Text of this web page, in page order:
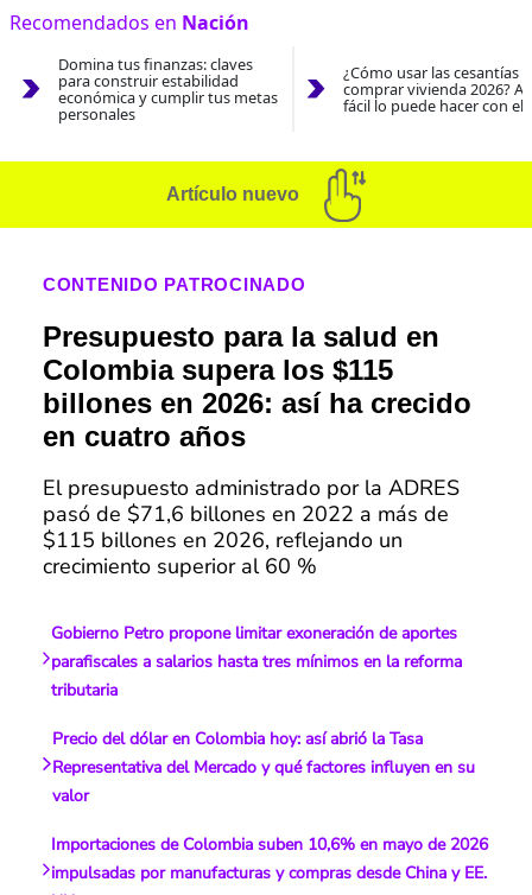
Recomendados en Nación
Domina tus finanzas: claves
para construir estabilidad
económica y cumplir tus metas
personales
¿Cómo usar las cesantías
comprar vivienda 2026?
fácil lo puede hacer con el
Artículo nuevo
CONTENIDO PATROCINADO
Presupuesto para la salud en
Colombia supera los $115
billones en 2026: así ha crecido
en cuatro años
El presupuesto administrado por la ADRES
pasó de $71,6 billones en 2022 a más de
$115 billones en 2026, reflejando un
crecimiento superior al 60 %
Gobierno Petro propone limitar exoneración de aportes
parafiscales a salarios hasta tres mínimos en la reforma
tributaria
Precio del dólar en Colombia hoy: así abrió la Tasa
Representativa del Mercado y qué factores influyen en su
valor
Importaciones de Colombia suben 10,6% en mayo de 2026
impulsadas por manufacturas y compras desde China y EE.